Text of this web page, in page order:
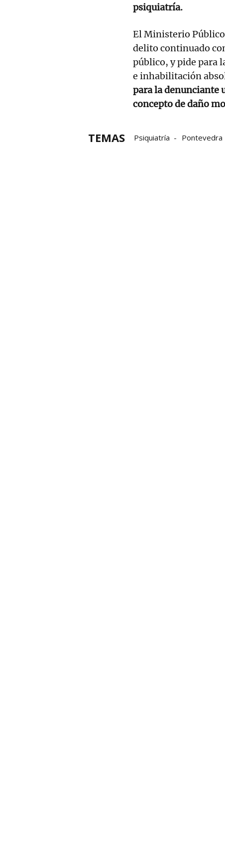
psiquiatría.
El Ministerio
delito continuado
público, y pide para
e inhabilitación
para la denunciante
concepto de daño
TEMAS Psiquiatría Pontevedra